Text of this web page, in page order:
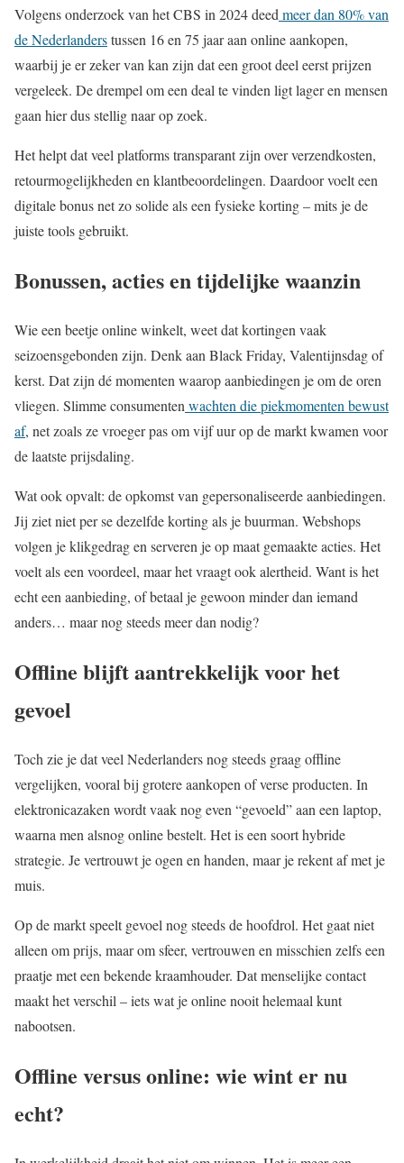
Volgens onderzoek van het CBS in 2024 deedmeer dan 80% van
de Nederlanderstussen 16 en 75 jaar aan online aankopen,
waarbij je er zeker van kan zijn dat een groot deel eerst prijzen
vergeleek. De drempel om een deal te vinden ligt lager en mensen
gaan hier dus stellig naar op zoek.
Het helpt dat veel platforms transparant zijn over verzendkosten,
retourmogelijkheden en klantbeoordelingen. Daardoor voelt een
digitale bonus net zo solide als een fysieke korting – mits je de
juiste tools gebruikt.
Bonussen, acties en tijdelijke waanzin
Wie een beetje online winkelt, weet dat kortingen vaak
seizoensgebonden zijn. Denk aan Black Friday, Valentijnsdag of
kerst. Dat zijn dé momenten waarop aanbiedingen je om de oren
vliegen. Slimme consumentenwachten die piekmomenten bewust
af, net zoals ze vroeger pas om vijf uur op de markt kwamen voor
de laatste prijsdaling.
Wat ook opvalt: de opkomst van gepersonaliseerde aanbiedingen.
Jij ziet niet per se dezelfde korting als je buurman. Webshops
volgen je klikgedrag en serveren je op maat gemaakte acties. Het
voelt als een voordeel, maar het vraagt ook alertheid. Want is het
echt een aanbieding, of betaal je gewoon minder dan iemand
anders… maar nog steeds meer dan nodig?
Offline blijft aantrekkelijk voor het
gevoel
Toch zie je dat veel Nederlanders nog steeds graag offline
vergelijken, vooral bij grotere aankopen of verse producten. In
elektronicazaken wordt vaak nog even “gevoeld” aan een laptop,
waarna men alsnog online bestelt. Het is een soort hybride
strategie. Je vertrouwt je ogen en handen, maar je rekent af met je
muis.
Op de markt speelt gevoel nog steeds de hoofdrol. Het gaat niet
alleen om prijs, maar om sfeer, vertrouwen en misschien zelfs een
praatje met een bekende kraamhouder. Dat menselijke contact
maakt het verschil – iets wat je online nooit helemaal kunt
nabootsen.
Offline versus online: wie wint er nu
echt?